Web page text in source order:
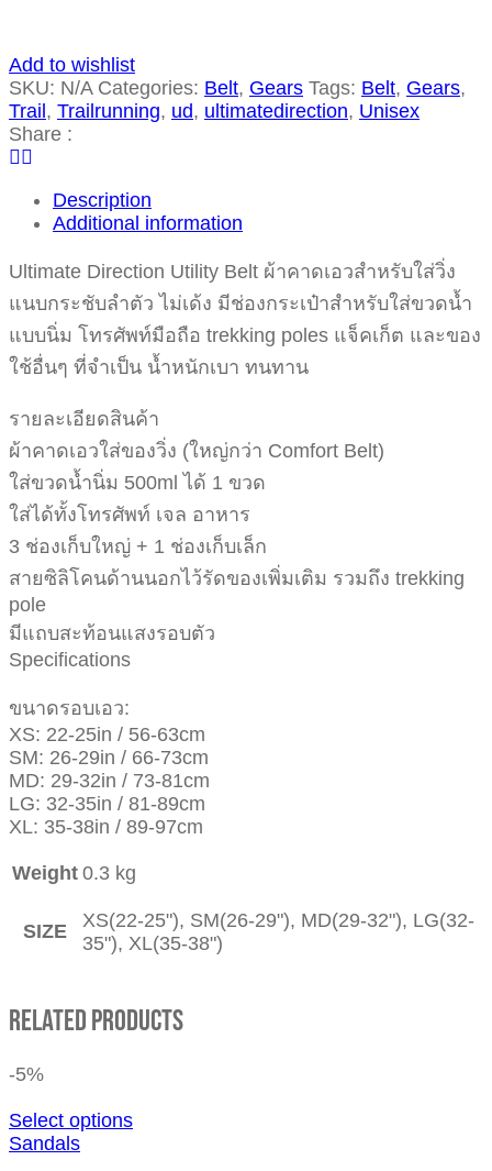
Add to wishlist
SKU: N/A Categories: Belt, Gears Tags: Belt, Gears,
Trail , Trailrunning, ud, ultimatedirection, Unisex
Share :
Description
Additional information
Ultimate Direction Utility Belt ผ้าคาดเอวสำหรับใส่วิ่ง
แนบกระชับลำตัว ไม่เด้ง มีช่องกระเป๋าสำหรับใส่ขวดน้ำ
แบบนิ่ม โทรศัพท์มือถือ trekking poles แจ็คเก็ต และของ
ใช้อื่นๆ ที่จำเป็น น้ำหนักเบา ทนทาน
รายละเอียดสินค้า
ผ้าคาดเอวใส่ของวิ่ง (ใหญ่กว่า Comfort Belt)
ใส่ขวดน้ำนิ่ม 500ml ได้ 1 ขวด
ใส่ได้ทั้งโทรศัพท์ เจล อาหาร
3 ช่องเก็บใหญ่ + 1 ช่องเก็บเล็ก
สายซิลิโคนด้านนอกไว้รัดของเพิ่มเติม รวมถึง trekking
pole
มีแถบสะท้อนแสงรอบตัว
Specifications
ขนาดรอบเอว:
XS: 22-25in / 56-63cm
SM: 26-29in / 66-73cm
MD: 29-32in / 73-81cm
LG: 32-35in / 81-89cm
XL: 35-38in / 89-97cm
Weight 0.3 kg
SIZE
XS(22-25"), SM(26-29"), MD(29-32"), LG(32-
35"), XL(35-38")
Related Products
-5%
Select options
Sandals